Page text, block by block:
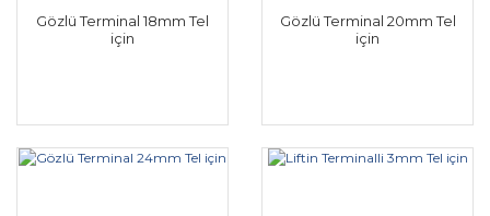
Gözlü Terminal 18mm Tel
için
Gözlü Terminal 20mm Tel
için